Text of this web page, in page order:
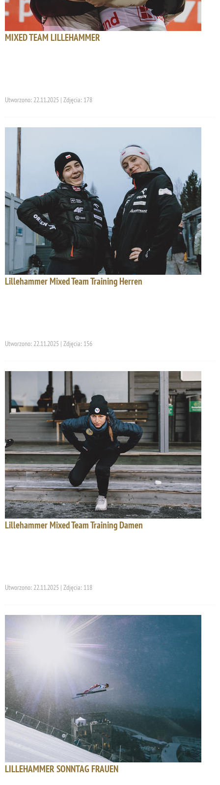
MIXED TEAM LILLEHAMMER
Utworzono: 22.11.2025 | Zdjęcia: 178
Lillehammer Mixed Team Training Herren
Utworzono: 22.11.2025 | Zdjęcia: 156
Lillehammer Mixed Team Training Damen
Utworzono: 22.11.2025 | Zdjęcia: 118
LILLEHAMMER SONNTAG FRAUEN